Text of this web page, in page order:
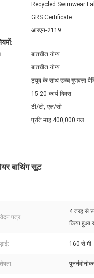
Recycled Swimwear
GRS Certificate
आरएन-2119
बातचीत योग्य
बातचीत योग्य
ट्यूब के साथ उच्च गुणवत्ता
15-20 कार्य दिवस
टी/टी, एल/सी
प्रति माह 400,000 गज
बाथिंग सूट
पत्र:
4 तरह से
किया हुआ
160 सें.मी